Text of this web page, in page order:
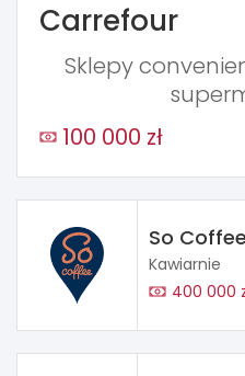
Carrefour
Sklepy
100 000 zł
So Coffee
Kawiarnie
400 000